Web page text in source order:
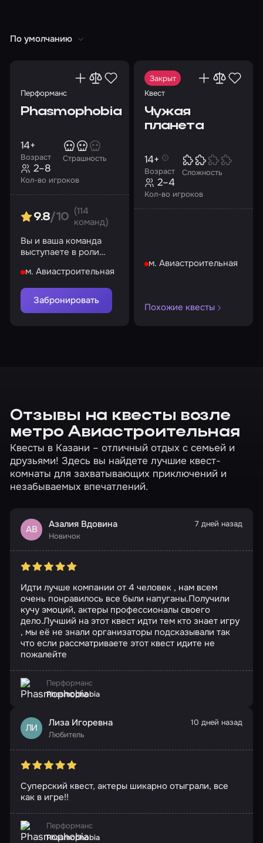
По умолчанию
Перформанс
Phasmophobia
Возраст
14+
Страшность
Кол-во игроков
2–8
9.8/10
(114
команд)
Вы и ваша команда
выступаете в роли
призраками
м. Авиастроительная
Забронировать
Закрыт
Квест
Чужая
планета
Возраст
14+
Сложность
Кол-во игроков
2–4
м. Авиастроительная
Похожие квесты
Отзывы на квесты возле
метро Авиастроительная
Квесты в Казани – отличный отдых с семьей и
друзьями! Здесь вы найдете лучшие квест-
комнаты для захватывающих приключений и
незабываемых впечатлений.
АВ Азалия Вдовина
Новичок
7 дней назад
Идти лучше компании от 4 человек , нам всем
очень понравилось все были напуганы.Получили
кучу эмоций, актеры профессионалы своего
дело.Лучший на этот квест идти тем кто знает игру
, мы её не знали организаторы подсказывали так
что если рассматриваете этот квест идите не
пожалейте
Перформанс
Phasmophobia
ЛИ Лиза Игоревна
Любитель
10 дней назад
Суперский квест, актеры шикарно отыграли, все
как в игре!!
Перформанс
Phasmophobia